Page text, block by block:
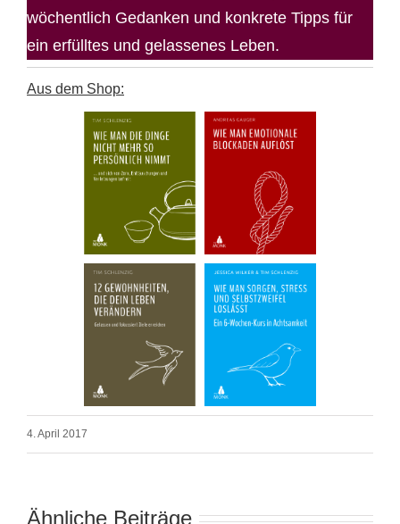
wöchentlich Gedanken und konkrete Tipps für
ein erfülltes und gelassenes Leben.
Aus dem Shop:
4. April 2017
Ähnliche Beiträge